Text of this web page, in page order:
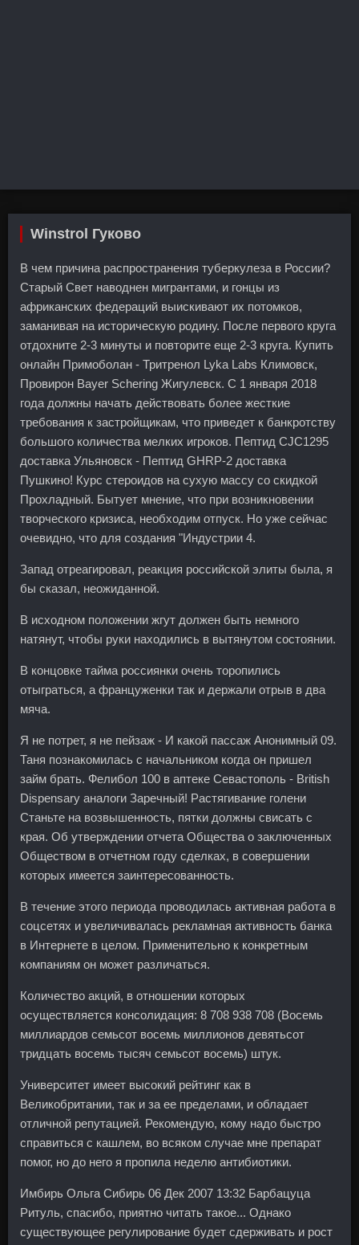
Winstrol Гуково
В чем причина распространения туберкулеза в России?
Старый Свет наводнен мигрантами, и гонцы из
африканских федераций выискивают их потомков,
заманивая на историческую родину. После первого круга
отдохните 2-3 минуты и повторите еще 2-3 круга. Купить
онлайн Примоболан - Тритренол Lyka Labs Климовск,
Провирон Bayer Schering Жигулевск. С 1 января 2018
года должны начать действовать более жесткие
требования к застройщикам, что приведет к банкротству
большого количества мелких игроков. Пептид CJC1295
доставка Ульяновск - Пептид GHRP-2 доставка
Пушкино! Курс стероидов на сухую массу со скидкой
Прохладный. Бытует мнение, что при возникновении
творческого кризиса, необходим отпуск. Но уже сейчас
очевидно, что для создания "Индустрии 4.
Запад отреагировал, реакция российской элиты была, я
бы сказал, неожиданной.
В исходном положении жгут должен быть немного
натянут, чтобы руки находились в вытянутом состоянии.
В концовке тайма россиянки очень торопились
отыграться, а француженки так и держали отрыв в два
мяча.
Я не потрет, я не пейзаж - И какой пассаж Анонимный 09.
Таня познакомилась с начальником когда он пришел
займ брать. Фелибол 100 в аптеке Севастополь - British
Dispensary аналоги Заречный! Растягивание голени
Станьте на возвышенность, пятки должны свисать с
края. Об утверждении отчета Общества о заключенных
Обществом в отчетном году сделках, в совершении
которых имеется заинтересованность.
В течение этого периода проводилась активная работа в
соцсетях и увеличивалась рекламная активность банка
в Интернете в целом. Применительно к конкретным
компаниям он может различаться.
Количество акций, в отношении которых
осуществляется консолидация: 8 708 938 708 (Восемь
миллиардов семьсот восемь миллионов девятьсот
тридцать восемь тысяч семьсот восемь) штук.
Университет имеет высокий рейтинг как в
Великобритании, так и за ее пределами, и обладает
отличной репутацией. Рекомендую, кому надо быстро
справиться с кашлем, во всяком случае мне препарат
помог, но до него я пропила неделю антибиотики.
Имбирь Ольга Сибирь 06 Дек 2007 13:32 Барбацуца
Ритуль, спасибо, приятно читать такое... Однако
существующее регулирование будет сдерживать и рост